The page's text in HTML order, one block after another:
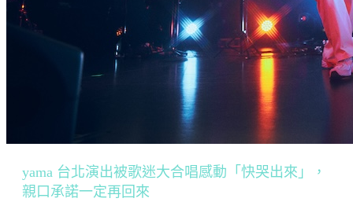
yama 台北演出被歌迷大合唱感動「快哭出來」，
親口承諾一定再回來